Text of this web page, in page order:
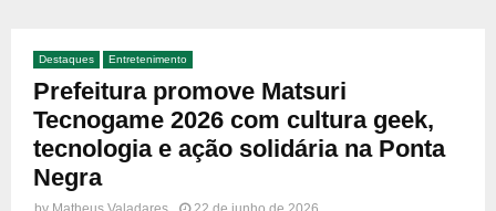
Destaques Entretenimento
Prefeitura promove Matsuri
Tecnogame 2026 com cultura geek,
tecnologia e ação solidária na Ponta
Negra